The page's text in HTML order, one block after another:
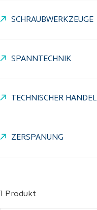
SCHRAUBWERKZEUGE
SPANNTECHNIK
TECHNISCHER HANDEL
ZERSPANUNG
1 Produkt